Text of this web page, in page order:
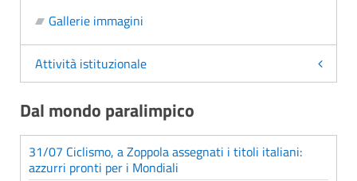
Gallerie immagini
Attività istituzionale
Dal mondo paralimpico
31/07 Ciclismo, a Zoppola assegnati i titoli italiani:
azzurri pronti per i Mondiali